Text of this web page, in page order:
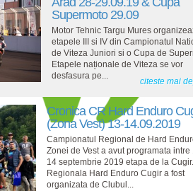
Supermoto 29.09
Motor Tehnic Targu Mures
etapele III si IV din Campionatul
de Viteza Juniori si o Cupa de
Etapele naționale de Viteza se vor
desfasura pe...
citeste mai
Cronica CR Hard Enduro
(Zona Vest) 13-14.09.2019
Campionatul Regional de Hard
Zonei de Vest a avut programata intre
14 septembrie 2019 etapa de la Cugir.
Regionala Hard Enduro Cugir a fost
organizata de Clubul...